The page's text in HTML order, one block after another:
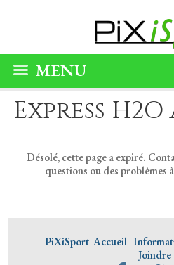
MENU
Express
Désolé, cette page a expiré.
questions ou des problèmes
PiXiSport Accueil
Joindre